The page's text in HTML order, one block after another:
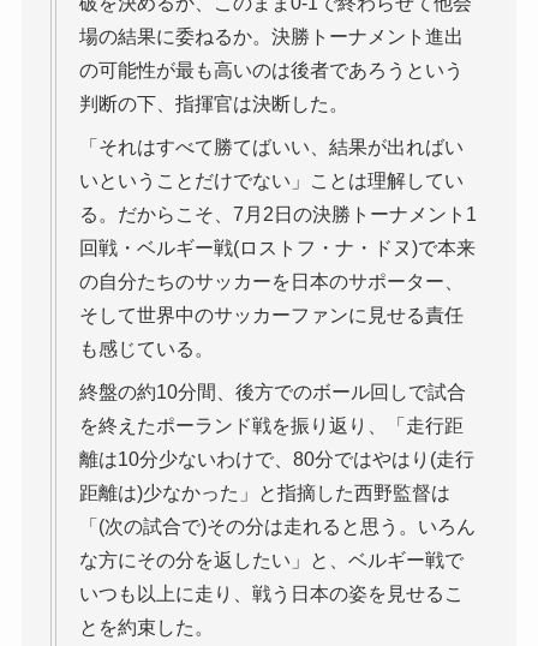
場の結果に委ねるか。決勝トーナメント進出
の可能性が最も高いのは後者であろうという
判断の下、指揮官は決断した。
「それはすべて勝てばいい、結果が出ればい
いということだけでない」ことは理解してい
る。だからこそ、7月2日の決勝トーナメント1
回戦・ベルギー戦(ロストフ・ナ・ドヌ)で本来
の自分たちのサッカーを日本のサポーター、
そして世界中のサッカーファンに見せる責任
も感じている。
終盤の約10分間、後方でのボール回しで試合
を終えたポーランド戦を振り返り、「走行距
離は10分少ないわけで、80分ではやはり(走行
距離は)少なかった」と指摘した西野監督は
「(次の試合で)その分は走れると思う。いろん
な方にその分を返したい」と、ベルギー戦で
いつも以上に走り、戦う日本の姿を見せるこ
とを約束した。